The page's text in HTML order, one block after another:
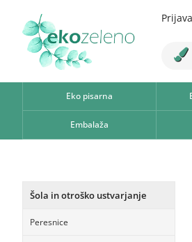
Prijava
Eko pisarna
Embalaža
Šola in otroško ustvarjanje
Peresnice